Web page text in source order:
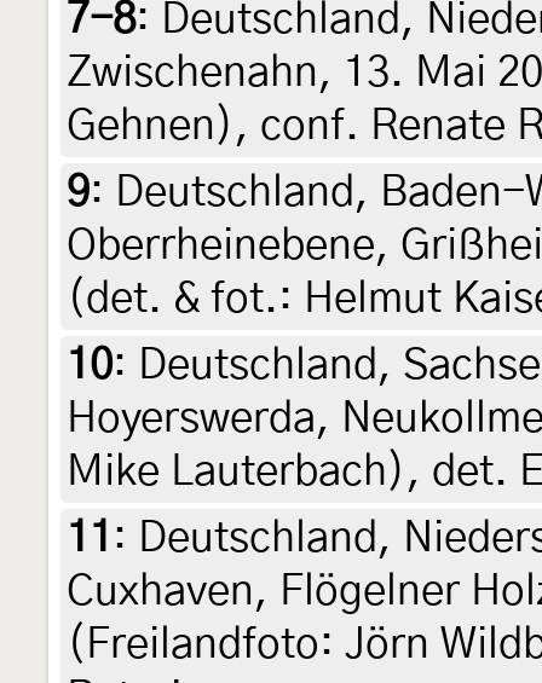
7-8: Deutschland,
Zwischenahn, 13. Mai
Gehnen), conf. Renate
9: Deutschland,
Oberrheinebene,
(det. & fot.: Helmut
10: Deutschland,
Hoyerswerda,
Mike Lauterbach), det.
11 : Deutschland,
Cuxhaven, Flögelner
(Freilandfoto: Jörn